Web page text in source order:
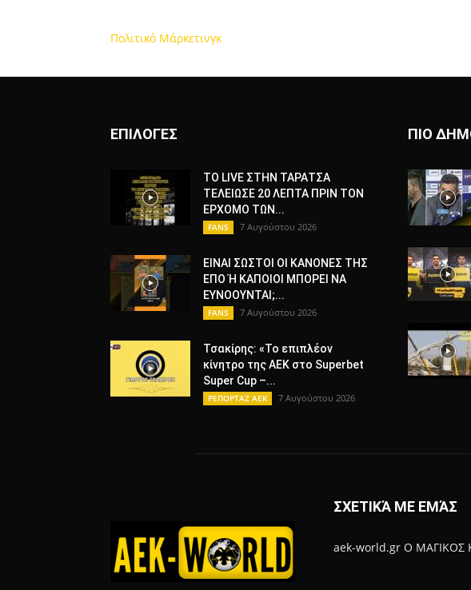
Πολιτικό Μάρκετινγκ
ΕΠΙΛΟΓΕΣ
ΤΟ LIVE ΣΤΗΝ ΤΑΡΑΤΣΑ
ΤΕΛΕΙΩΣΕ 20 ΛΕΠΤΑ ΠΡΙΝ ΤΟΝ
ΕΡΧΟΜΟ ΤΩΝ...
FANS 7 Αυγούστου 2026
ΕΙΝΑΙ ΣΩΣΤΟΙ ΟΙ ΚΑΝΟΝΕΣ ΤΗΣ
ΕΠΟ Ή ΚΑΠΟΙΟΙ ΜΠΟΡΕΙ ΝΑ
ΕΥΝΟΟΥΝΤΑΙ;...
FANS 7 Αυγούστου 2026
Τσακίρης: «Το επιπλέον
κίνητρο της ΑΕΚ στο Superbet
Super Cup –...
ΡΕΠΟΡΤΑΖ ΑΕΚ 7 Αυγούστου 2026
ΠΙΟ
ΣΧΕΤΙΚΆ ΜΕ ΕΜΆΣ
aek-world.gr Ο